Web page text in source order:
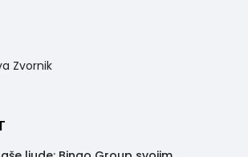
Zvornik